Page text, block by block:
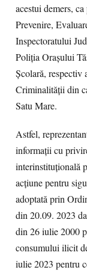
acestui demers,
Prevenire,
Inspectoratului
Poliția Orașului
Școlară,
Criminalității din
Satu Mare.
Astfel,
informații cu
interinstituțională
acțiune pentru
adoptată prin
din 20.09. 2023
din 26 iulie 2000
consumului ilicit
iulie 2023 pentru